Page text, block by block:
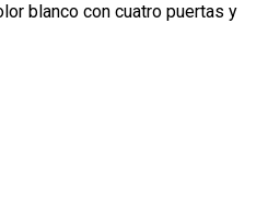
blanco con cuatro puertas y